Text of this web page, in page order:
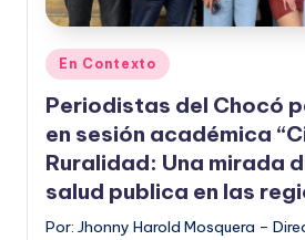
Publicado
en
En Contexto
Periodistas del Chocó
en sesión académica
Ruralidad: Una mirada
salud publica en las
Por: Jhonny Harold Mosquera –